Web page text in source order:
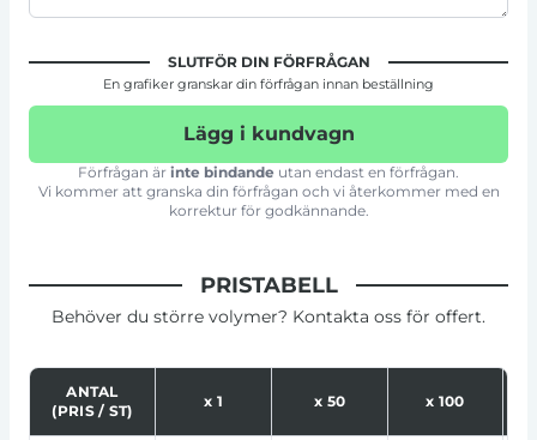
SLUTFÖR DIN FÖRFRÅGAN
En grafiker granskar din förfrågan innan beställning
Lägg i kundvagn
Förfrågan är inte bindande utan endast en förfrågan.
Vi kommer att granska din förfrågan och vi återkommer med en
korrektur för godkännande.
PRISTABELL
Behöver du större volymer? Kontakta oss för offert.
ANTAL
(PRIS / ST)
x 1 x 50 x 100